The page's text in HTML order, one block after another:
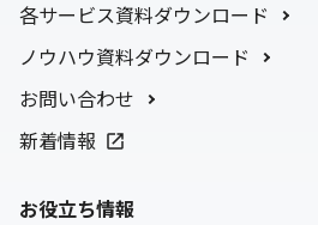
各サービス資料ダウンロード
ノウハウ資料ダウンロード
お問い合わせ
新着情報
お役立ち情報